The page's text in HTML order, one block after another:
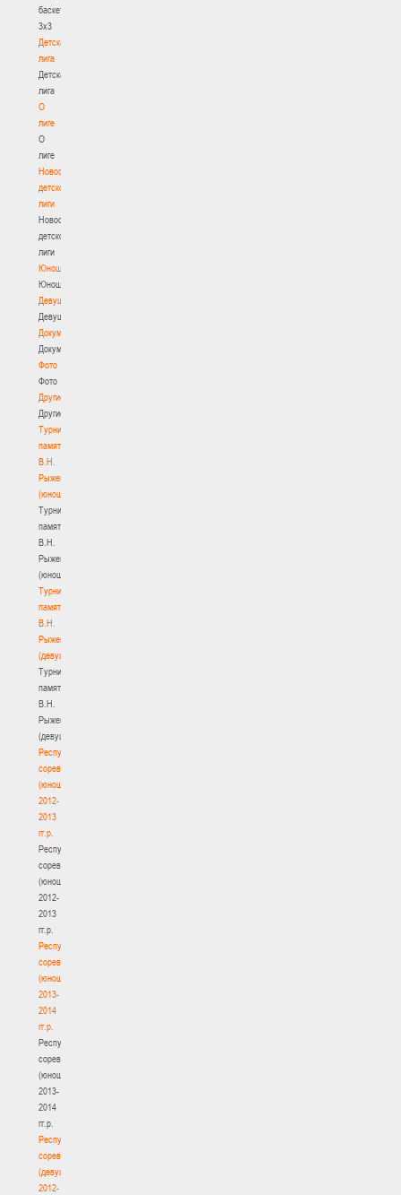
баскетбола
3х3
Детская
лига
Детская
лига
О
лиге
О
лиге
Новости
детской
лиги
Новости
детской
лиги
Юноши
Юноши
Девушки
Девушки
Документы
Документы
Фото
Фото
Другие
Другие
Турнир
памяти
В.Н.
Рыженкова
(юноши)
Турнир
памяти
В.Н.
Рыженкова
(юноши)
Турнир
памяти
В.Н.
Рыженкова
(девушки)
Турнир
памяти
В.Н.
Рыженкова
(девушки)
Республиканские
соревнования
(юноши)
2012-
2013
гг.р.
Республиканские
соревнования
(юноши)
2012-
2013
гг.р.
Республиканские
соревнования
(юноши)
2013-
2014
гг.р.
Республиканские
соревнования
(юноши)
2013-
2014
гг.р.
Республиканские
соревнования
(девушки)
2012-